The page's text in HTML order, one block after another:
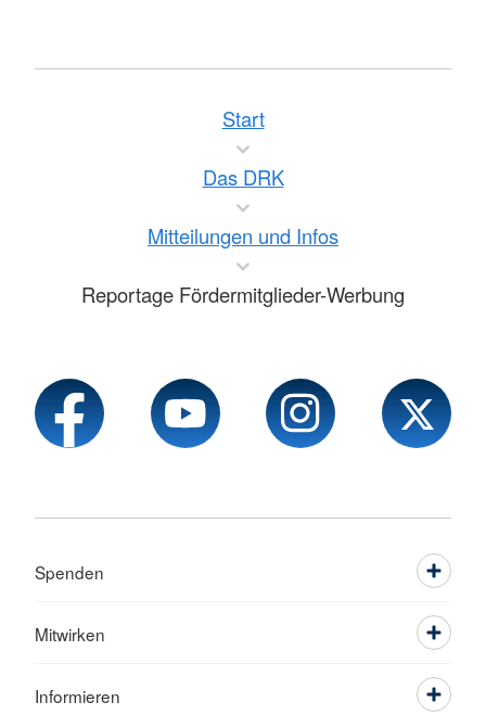
Start
Das DRK
Mitteilungen und Infos
Reportage Fördermitglieder-Werbung
Spenden
Mitwirken
Informieren